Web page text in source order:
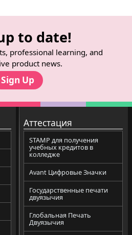
to date!
professional learning, and
product news.
Sign Up
Аттестация
STAMP для получения
учебных кредитов в
колледже
Avant Цифровые Значки
Государственные печати
двуязычия
Глобальная Печать
Двуязычия